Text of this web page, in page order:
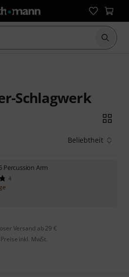
Suche
Schlagwerk
Beliebtheit
Percussion Arm
4
Versand ab 29 €
inkl. MwSt.